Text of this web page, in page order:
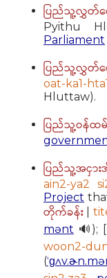
ပြည်သူ့လွှတ်
Pyithu
Parliament
ပြည်သူ့လွှတ်တေ
oat-ka1-
Hluttaw).
ပြည်သူ့ဝန်ထမ်
ပြည်သူ့အငှား
ain2-ya2
Project
တိုက်ခန်း
mənt 🔊);
woon2-
(